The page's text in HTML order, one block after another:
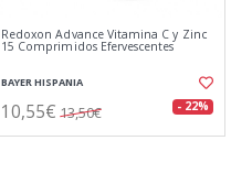
Redoxon Advance Vitamina C y Zinc
15 Comprimidos Efervescentes
BAYER HISPANIA
10,55€ 13,50€ - 22%